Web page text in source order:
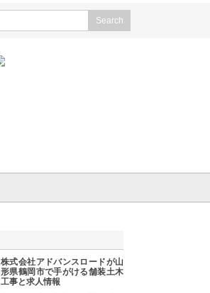
株式会社アドバンスロードが山
形県鶴岡市で手がける舗装土木
工事と求人情報